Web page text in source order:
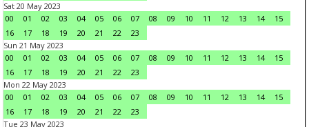
Sat 20 May 2023
00
01 02 03 04 05 06 07 08 09 10 11 12 13 14
15
16
17 18 19 20 21 22
23
Sun 21 May 2023
00
01 02 03 04 05 06 07 08 09 10 11 12 13 14
15
16
17 18 19 20 21 22
23
Mon 22 May 2023
00
01 02 03 04 05 06 07 08 09 10 11 12 13 14
15
16
17 18 19 20 21 22
23
Tue 23 May 2023